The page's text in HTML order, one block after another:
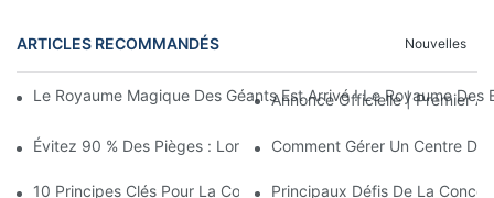
ARTICLES RECOMMANDÉS Nouvelles
Le Royaume Magique Des Géants Est Arrivé ! Le Royaume
Annonce Officielle | Premier
Évitez 90 % Des Pièges : Lorsque Vous Investissez Dans Un
Comment Gérer Un Centre De
10 Principes Clés Pour La Conception Réussie D'un Parc À
Principaux Défis De La